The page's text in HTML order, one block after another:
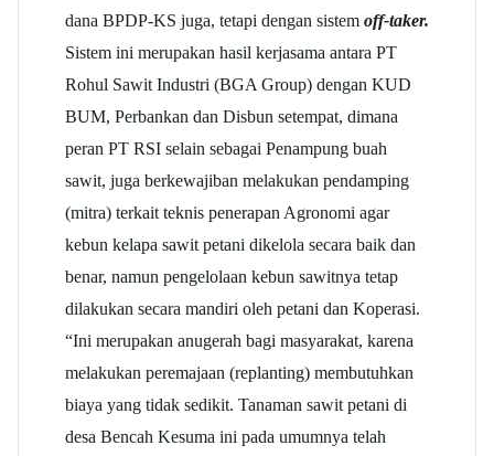
dana BPDP-KS juga, tetapi dengan sistem off-taker.
Sistem ini merupakan hasil kerjasama antara PT
Rohul Sawit Industri (BGA Group) dengan KUD
BUM, Perbankan dan Disbun setempat, dimana
peran PT RSI selain sebagai Penampung buah
sawit, juga berkewajiban melakukan pendamping
(mitra) terkait teknis penerapan Agronomi agar
kebun kelapa sawit petani dikelola secara baik dan
benar, namun pengelolaan kebun sawitnya tetap
dilakukan secara mandiri oleh petani dan Koperasi.
“Ini merupakan anugerah bagi masyarakat, karena
melakukan peremajaan (replanting) membutuhkan
biaya yang tidak sedikit. Tanaman sawit petani di
desa Bencah Kesuma ini pada umumnya telah